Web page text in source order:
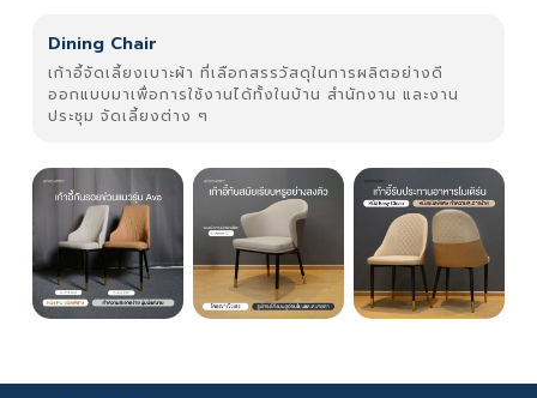
Dining Chair
เก้าอี้จัดเลี้ยงเบาะผ้า ที่เลือกสรรวัสดุในการผลิตอย่างดี
ออกแบบมาเพื่อการใช้งานได้ทั้งในบ้าน สำนักงาน และงาน
ประชุม จัดเลี้ยงต่าง ๆ